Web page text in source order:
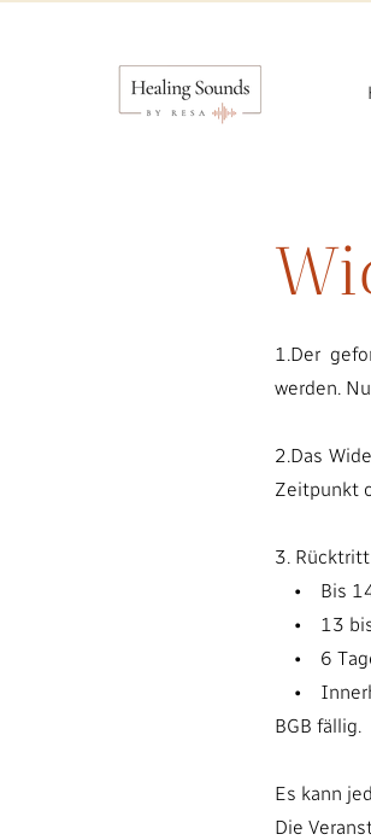
1.Der
werden.
2.Das
Zeitpunkt
3.
• Bis 14
• 13 bis
• 6 Tage
•
BGB fällig.
Es kann
Die